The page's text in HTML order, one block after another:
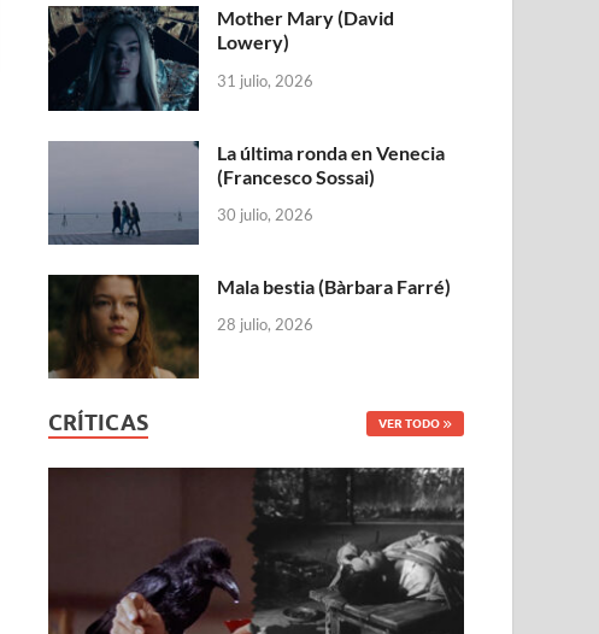
Mother Mary (David
Lowery)
31 julio, 2026
La última ronda en Venecia
(Francesco Sossai)
30 julio, 2026
Mala bestia (Bàrbara Farré)
28 julio, 2026
CRÍTICAS VER TODO